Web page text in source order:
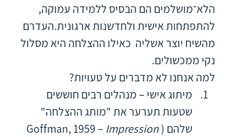
הלא־מושלמים הם הבסיס ללמידה עמוקה,
להתפתחות אישית ולחדשנות ארגונית.העדרם
מהשיח יוצר אשליה  כאילו ההצלחה היא מסלול
נקי ממכשולים.
למה אנחנו לא מדברים על טעויות?
מיתוג אישי – מנהלים רבים חוששים
שטעות תערער את "מותג ההצלחה"
שלהם (Goffman, 1959 – Impression